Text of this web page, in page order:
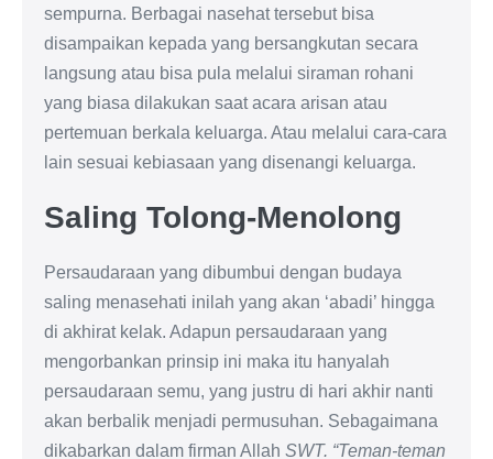
sempurna. Berbagai nasehat tersebut bisa
disampaikan kepada yang bersangkutan secara
langsung atau bisa pula melalui siraman rohani
yang biasa dilakukan saat acara arisan atau
pertemuan berkala keluarga. Atau melalui cara-cara
lain sesuai kebiasaan yang disenangi keluarga.
Saling Tolong-Menolong
Persaudaraan yang dibumbui dengan budaya
saling menasehati inilah yang akan ‘abadi’ hingga
di akhirat kelak. Adapun persaudaraan yang
mengorbankan prinsip ini maka itu hanyalah
persaudaraan semu, yang justru di hari akhir nanti
akan berbalik menjadi permusuhan. Sebagaimana
dikabarkan dalam firman Allah SWT. “Teman-teman